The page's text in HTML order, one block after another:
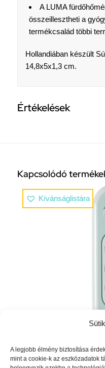
A legjobb élmény biztosítása
mint a cookie-k az eszközadatok
A LUMA
összeillesztheti a
termékcsalád többi
Hollandiában készült
14,8x5x1,3 cm.
Értékelések
Kapcsolódó
Kívánságlistára
3064Ft